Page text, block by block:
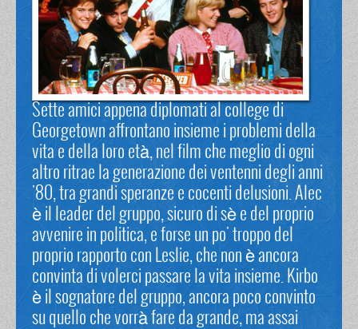
Sette amici appena diplomati al college di
Georgetown affrontano insieme i problemi della
vita e della loro età, nel film che meglio di ogni
altro ritrae la generazione dei ventenni degli anni
'80, tra grandi speranze e cocenti delusioni. Alec
è il leader del gruppo, sicuro di sè e del proprio
avvenire in politica, e forse un po' troppo del
proprio rapporto con Leslie, che non è ancora
convinta di volerci passare la vita insieme. Kirbo
è il sognatore del gruppo, ancora poco convinto
su quello che vorrà fare da grande, ma assai